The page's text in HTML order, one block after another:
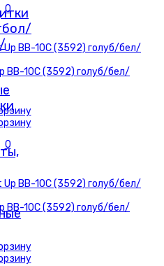
0
BB-10C (3592) голуб/бел/
0
BB-10C (3592) голуб/бел/